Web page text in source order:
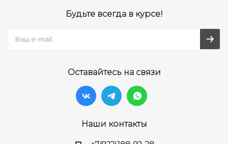
Будьте всегда в курсе!
Оставайтесь на связи
Наши контакты